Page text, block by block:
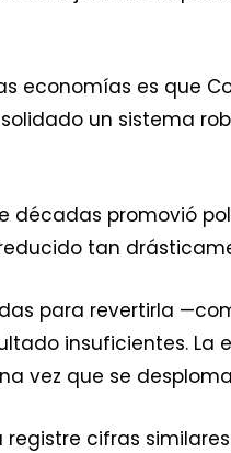
economías es que
un sistema
décadas promovió
tan
para revertirla
insuficientes. La
vez que se
registre cifras